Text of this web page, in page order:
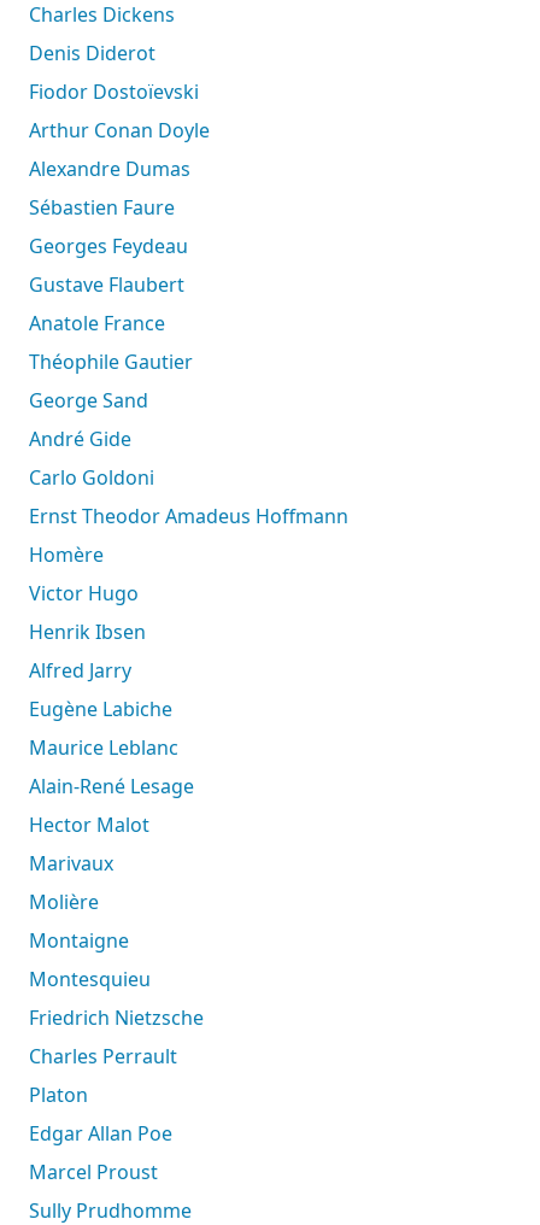
Charles Dickens
Denis Diderot
Fiodor Dostoïevski
Arthur Conan Doyle
Alexandre Dumas
Sébastien Faure
Georges Feydeau
Gustave Flaubert
Anatole France
Théophile Gautier
George Sand
André Gide
Carlo Goldoni
Ernst Theodor Amadeus Hoffmann
Homère
Victor Hugo
Henrik Ibsen
Alfred Jarry
Eugène Labiche
Maurice Leblanc
Alain-René Lesage
Hector Malot
Marivaux
Molière
Montaigne
Montesquieu
Friedrich Nietzsche
Charles Perrault
Platon
Edgar Allan Poe
Marcel Proust
Sully Prudhomme